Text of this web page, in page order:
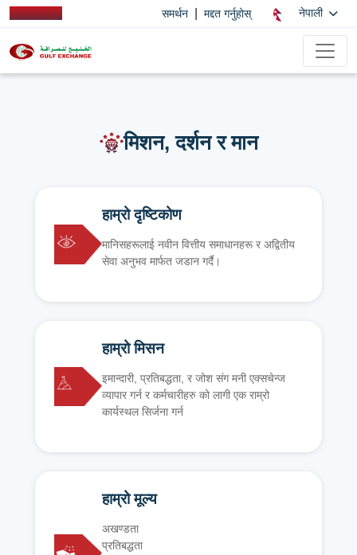
समर्थन मद्दत गर्नुहोस् नेपाली
मिशन, दर्शन र मान
हाम्रो दृष्टिकोण
मानिसहरूलाई नवीन वित्तीय समाधानहरू र अद्वितीय
सेवा अनुभव मार्फत जडान गर्दै।
हाम्रो मिसन
इमान्दारी, प्रतिबद्धता, र जोश संग मनी एक्सचेन्ज
व्यापार गर्न र कर्मचारीहरु को लागी एक राम्रो
कार्यस्थल सिर्जना गर्न
हाम्रो मूल्य
अखण्डता
प्रतिबद्धता